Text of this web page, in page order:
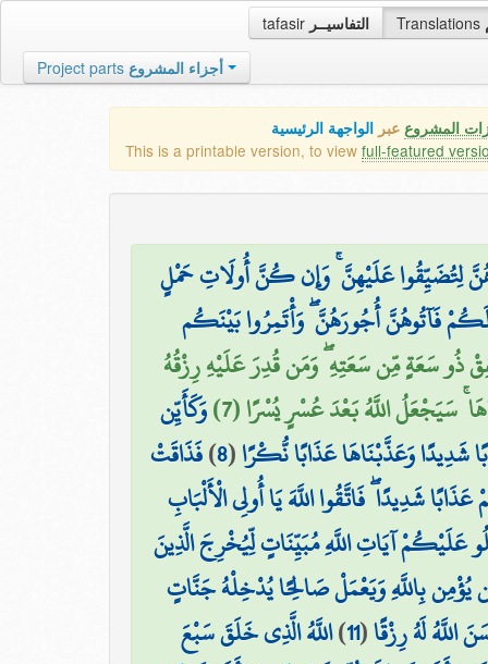
tafasir التفاسيــر Translations
Project parts أجزاء المشروع
المشروع عبر الواجهة الرئيسية
This is a printable version, to view full-featured
لِتُضَيِّقُوا عَلَيْهِنَّ ۚ وَإِن كُنَّ أُولَاتِ حَمْلٍ
فَآتُوهُنَّ أُجُورَهُنَّ ۖ وَأْتَمِرُوا بَيْنَكُم
ذُو سَعَةٍ مِّن سَعَتِهِ ۖ وَمَن قُدِرَ عَلَيْهِ رِزْقُهُ
سَيَجْعَلُ اللَّهُ بَعْدَ عُسْرٍ يُسْرًا (7) وَكَأَيِّن
وَعَذَّبْنَاهَا عَذَابًا نُّكْرًا(
8
)فَذَاقَتْ
عَذَابًا شَدِيدًا ۖ فَاتَّقُوا اللَّهَ يَا أُولِي الْأَلْبَابِ
عَلَيْكُمْ آيَاتِ اللَّهِ مُبَيِّنَاتٍ لِّيُخْرِجَ الَّذِينَ
يُؤْمِن بِاللَّهِ وَيَعْمَلْ صَالِحًا يُدْخِلْهُ جَنَّاتٍ
اللَّهُ لَهُ رِزْقًا(
11
)اللَّهُ الَّذِي خَلَقَ سَبْعَ